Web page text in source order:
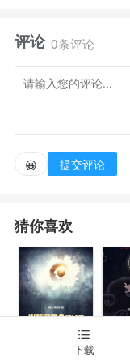
“可不可以不要参
“不行大家都爱看
“那你对我有没有
和心口的朱砂痣
探讨罗诗晴与不
评论 0条评论
😀 提交评论
猜你喜欢
下载